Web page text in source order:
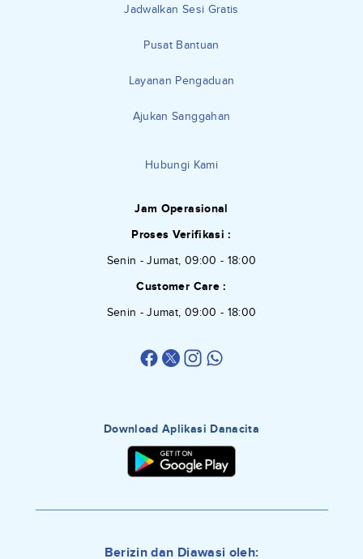
Jadwalkan Sesi Gratis
Pusat Bantuan
Layanan Pengaduan
Ajukan Sanggahan
Hubungi Kami
Jam Operasional
Proses Verifikasi :
Senin - Jumat, 09:00 - 18:00
Customer Care :
Senin - Jumat, 09:00 - 18:00
Download Aplikasi Danacita
Berizin dan Diawasi oleh: